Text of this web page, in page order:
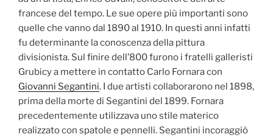
francese del tempo. Le sue opere più importanti sono
quelle che vanno dal 1890 al 1910. In questi anni infatti
fu determinante la conoscenza della pittura
divisionista. Sul finire dell’800 furono i fratelli galleristi
Grubicy a mettere in contatto Carlo Fornara con
Giovanni Segantini. I due artisti collaborarono nel 1898,
prima della morte di Segantini del 1899. Fornara
precedentemente utilizzava uno stile materico
realizzato con spatole e pennelli. Segantini incoraggiò